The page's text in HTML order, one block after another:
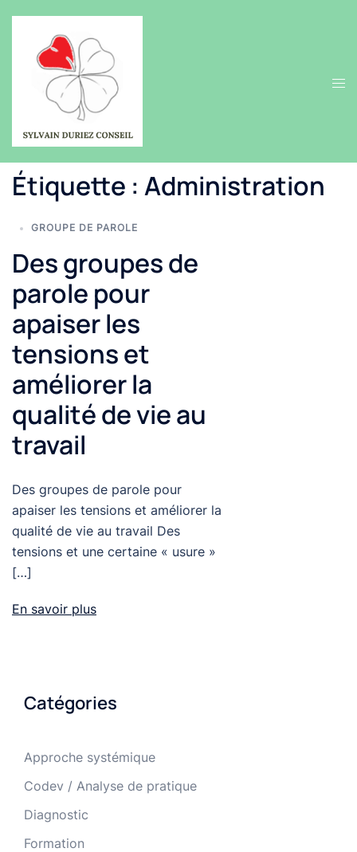
contenu
Étiquette : Administration
GROUPE DE PAROLE
Des groupes de
parole pour
apaiser les
tensions et
améliorer la
qualité de vie au
travail
Des groupes de parole pour
apaiser les tensions et améliorer la
qualité de vie au travail Des
tensions et une certaine « usure »
[…]
En savoir plus
Catégories
Approche systémique
Codev / Analyse de pratique
Diagnostic
Formation